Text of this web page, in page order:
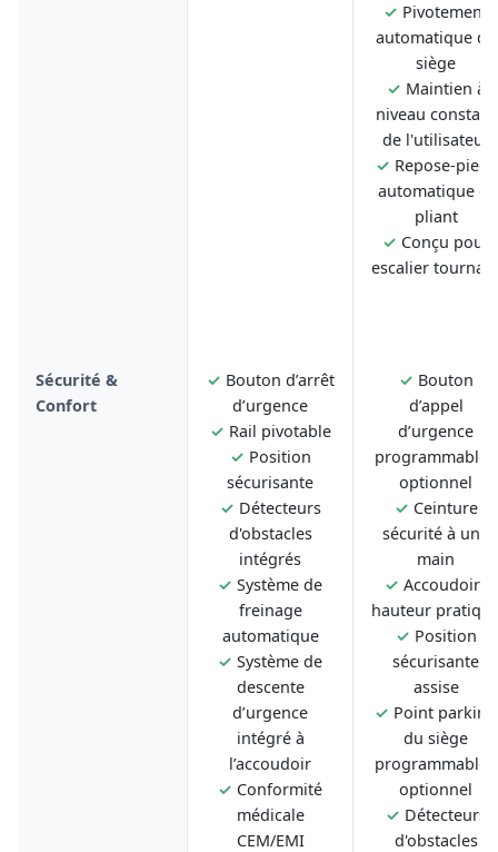
✓ Pivotement
automatique du
siège
✓ Maintien à
niveau constant
de l'utilisateur
✓ Repose-pieds
automatique et
pliant
✓ Conçu pour
escalier
Sécurité &
Confort
✓ Bouton d’arrêt
d’urgence
✓ Rail pivotable
✓ Position
sécurisante
✓ Détecteurs
d'obstacles
intégrés
✓ Système de
freinage
automatique
✓ Système de
descente
d’urgence
intégré à
l’accoudoir
✓ Conformité
médicale
CEM/EMI
✓ Bouton
d’appel
d’urgence
programmable -
optionnel
✓ Ceinture
sécurité à une
main
✓ Accoudoirs
hauteur
✓ Position
sécurisante
assise
✓ Point parking
du siège
programmable -
optionnel
✓ Détecteurs
d'obstacles